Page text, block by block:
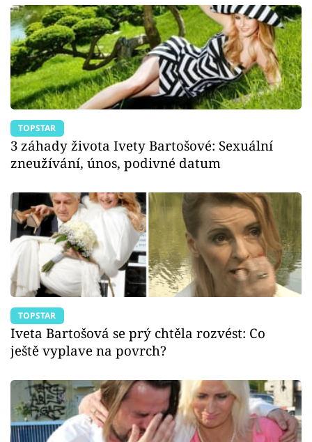
TOPSTAR
3 záhady života Ivety Bartošové: Sexuální
zneužívání, únos, podivné datum
TOPSTAR
Iveta Bartošová se prý chtěla rozvést: Co
ještě vyplave na povrch?